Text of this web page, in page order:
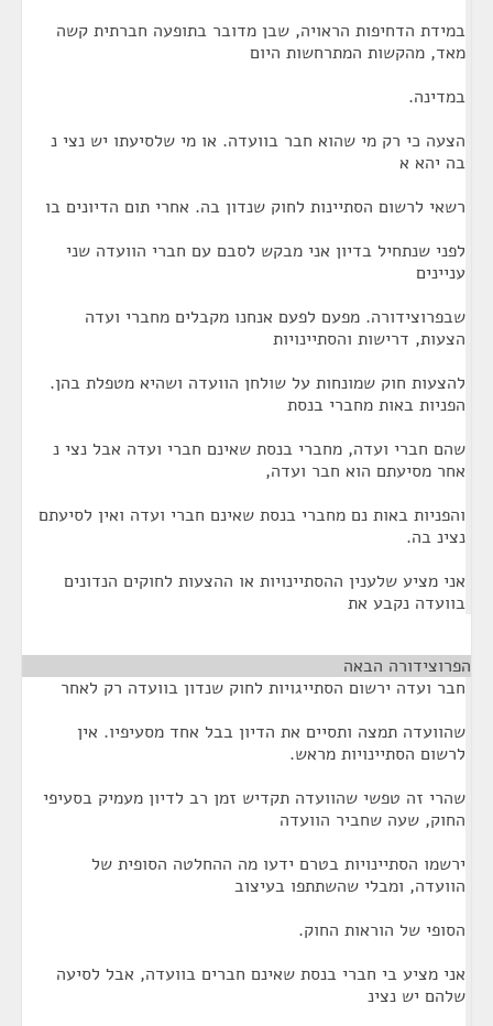
במידת הדחיפות הראויה, שבן מדובר בתופעה חברתית קשה
מאד, מהקשות המתרחשות היום
במדינה.
הצעה כי רק מי שהוא חבר בוועדה. או מי שלסיעתו יש נצי נ
בה יהא א
רשאי לרשום הסתיינות לחוק שנדון בה. אחרי תום הדיונים בו
לפני שנתחיל בדיון אני מבקש לסבם עם חברי הוועדה שני
עניינים
שבפרוצידורה. מפעם לפעם אנחנו מקבלים מחברי ועדה
הצעות, דרישות והסתיינויות
להצעות חוק שמונחות על שולחן הוועדה ושהיא מטפלת בהן.
הפניות באות מחברי בנסת
שהם חברי ועדה, מחברי בנסת שאינם חברי ועדה אבל נצי נ
אחר מסיעתם הוא חבר ועדה,
והפניות באות נם מחברי בנסת שאינם חברי ועדה ואין לסיעתם
נצינ בה.
אני מציע שלענין ההסתיינויות או ההצעות לחוקים הנדונים
בוועדה נקבע את
הפרוצידורה הבאה
חבר ועדה ירשום הסתייגויות לחוק שנדון בוועדה רק לאחר
שהוועדה תמצה ותסיים את הדיון בבל אחד מסעיפיו. אין
לרשום הסתיינויות מראש.
שהרי זה טפשי שהוועדה תקדיש זמן רב לדיון מעמיק בסעיפי
החוק, שעה שחביר הוועדה
ירשמו הסתיינויות בטרם ידעו מה ההחלטה הסופית של
הוועדה, ומבלי שהשתתפו בעיצוב
הסופי של הוראות החוק.
אני מציע בי חברי בנסת שאינם חברים בוועדה, אבל לסיעה
שלהם יש נצינ